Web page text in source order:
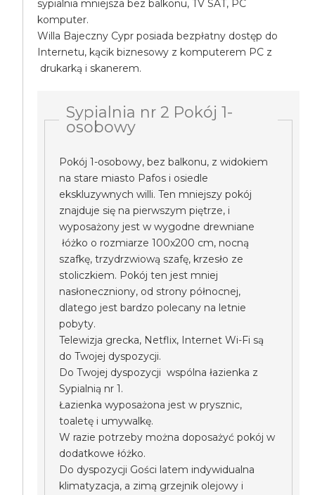
sypialnia mniejsza bez balkonu, TV SAT, PC
komputer.
Willa Bajeczny Cypr posiada bezpłatny dostęp do
Internetu, kącik biznesowy z komputerem PC z
drukarką i skanerem.
Sypialnia nr 2 Pokój 1-
osobowy
Pokój 1-osobowy, bez balkonu, z widokiem
na stare miasto Pafos i osiedle
ekskluzywnych willi. Ten mniejszy pokój
znajduje się na pierwszym piętrze, i
wyposażony jest w wygodne drewniane
łóżko o rozmiarze 100x200 cm, nocną
szafkę, trzydrzwiową szafę, krzesło ze
stoliczkiem. Pokój ten jest mniej
nasłoneczniony, od strony północnej,
dlatego jest bardzo polecany na letnie
pobyty.
Telewizja grecka, Netflix, Internet Wi-Fi są
do Twojej dyspozycji.
Do Twojej dyspozycji wspólna łazienka z
Sypialnią nr 1.
Łazienka wyposażona jest w prysznic,
toaletę i umywalkę.
W razie potrzeby można doposażyć pokój w
dodatkowe łóżko.
Do dyspozycji Gości latem indywidualna
klimatyzacja, a zimą grzejnik olejowy i